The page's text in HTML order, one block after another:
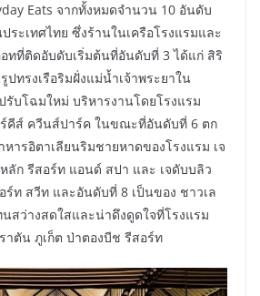
Eats จากทั้งหมดจำนวน 10 อันดับ
ระเทศไทย ซึ่งร้านในเครือโรงแรมและ
ทที่ติดอับดับเริ่มต้นที่อันดับที่ 3 ได้แก่ สิริ
ทรงเรือริมฝั่งแม่น้ำเจ้าพระยาใน
รับโฉมใหม่ บริหารงานโดยโรงแรม
คีส์ ควีนส์ปาร์ค ในขณะที่อันดับที่ 6 ตก
ารอิตาเลียนริมชายหาดของโรงแรม เจ
ลัก รีสอร์ท แอนด์ สปา และ เจดับบลิว
ร์ท สวีท และอันดับที่ 8 เป็นของ ชาวเล
สว่างสดใสและน่าดึงดูดใจที่โรงแรม
าตัน ภูเก็ต ป่าตองบีช รีสอร์ท